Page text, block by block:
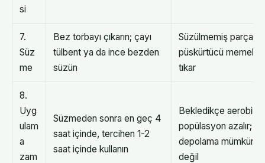
si
7.
Süz
me
Bez torbayı çıkarın; çayı
tülbent ya da ince bezden
süzün
Süzülmemiş
püskürtücü
tıkar
8.
Uyg
ulam
a
zam
Süzmeden sonra en geç 4
saat içinde, tercihen 1-2
saat içinde kullanın
Bekledikçe aerobik
popülasyon azalır;
depolama mümkün
değil